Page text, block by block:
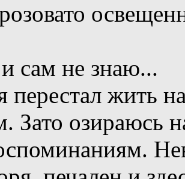
сам не знаю...
перестал жить
Зато озираюсь